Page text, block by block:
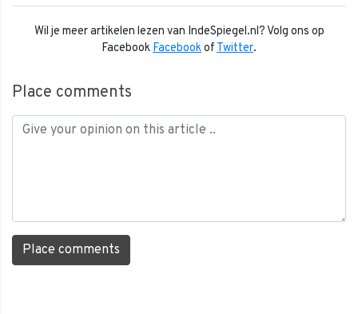
Wil je meer artikelen lezen van IndeSpiegel.nl? Volg ons op
FacebookFacebookofTwitter.
Place comments
Place comments